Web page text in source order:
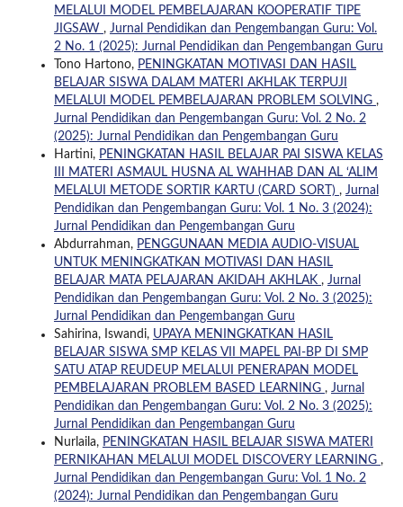
MELALUI MODEL PEMBELAJARAN KOOPERATIF TIPE
JIGSAW , Jurnal Pendidikan dan Pengembangan Guru: Vol.
2 No. 1 (2025): Jurnal Pendidikan dan Pengembangan Guru
Tono Hartono, PENINGKATAN MOTIVASI DAN HASIL
BELAJAR SISWA DALAM MATERI AKHLAK TERPUJI
MELALUI MODEL PEMBELAJARAN PROBLEM SOLVING ,
Jurnal Pendidikan dan Pengembangan Guru: Vol. 2 No. 2
(2025): Jurnal Pendidikan dan Pengembangan Guru
Hartini, PENINGKATAN HASIL BELAJAR PAI SISWA KELAS
III MATERI ASMAUL HUSNA AL WAHHAB DAN AL ‘ALIM
MELALUI METODE SORTIR KARTU (CARD SORT) , Jurnal
Pendidikan dan Pengembangan Guru: Vol. 1 No. 3 (2024):
Jurnal Pendidikan dan Pengembangan Guru
Abdurrahman, PENGGUNAAN MEDIA AUDIO-VISUAL
UNTUK MENINGKATKAN MOTIVASI DAN HASIL
BELAJAR MATA PELAJARAN AKIDAH AKHLAK , Jurnal
Pendidikan dan Pengembangan Guru: Vol. 2 No. 3 (2025):
Jurnal Pendidikan dan Pengembangan Guru
Sahirina, Iswandi, UPAYA MENINGKATKAN HASIL
BELAJAR SISWA SMP KELAS VII MAPEL PAI-BP DI SMP
SATU ATAP REUDEUP MELALUI PENERAPAN MODEL
PEMBELAJARAN PROBLEM BASED LEARNING , Jurnal
Pendidikan dan Pengembangan Guru: Vol. 2 No. 3 (2025):
Jurnal Pendidikan dan Pengembangan Guru
Nurlaila, PENINGKATAN HASIL BELAJAR SISWA MATERI
PERNIKAHAN MELALUI MODEL DISCOVERY LEARNING ,
Jurnal Pendidikan dan Pengembangan Guru: Vol. 1 No. 2
(2024): Jurnal Pendidikan dan Pengembangan Guru